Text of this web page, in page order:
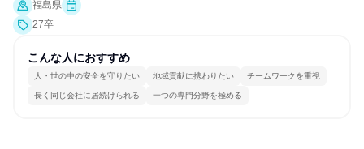
福島県
27卒
こんな人におすすめ
人・世の中の安全を守りたい 地域貢献に携わりたい チームワークを重視
長く同じ会社に居続けられる 一つの専門分野を極める